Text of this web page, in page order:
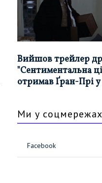
Вийшов трейлер
"Сентиментальна
отримав Ґран-Прі
Ми у соцмережах
Facebook